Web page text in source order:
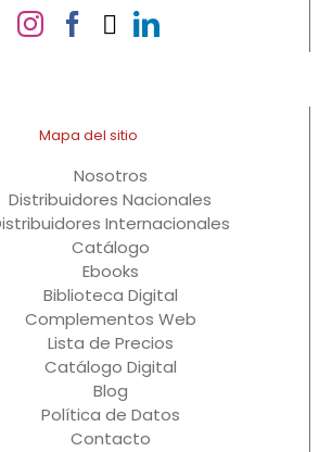
Mapa del sitio
Nosotros
Distribuidores Nacionales
Internacionales
Catálogo
Ebooks
Biblioteca Digital
Complementos Web
Lista de Precios
Catálogo Digital
Blog
Política de Datos
Contacto